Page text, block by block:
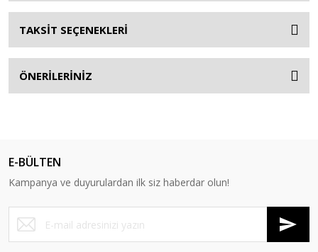
TAKSİT SEÇENEKLERİ
ÖNERİLERİNİZ
E-BÜLTEN
Kampanya ve duyurulardan ilk siz haberdar olun!